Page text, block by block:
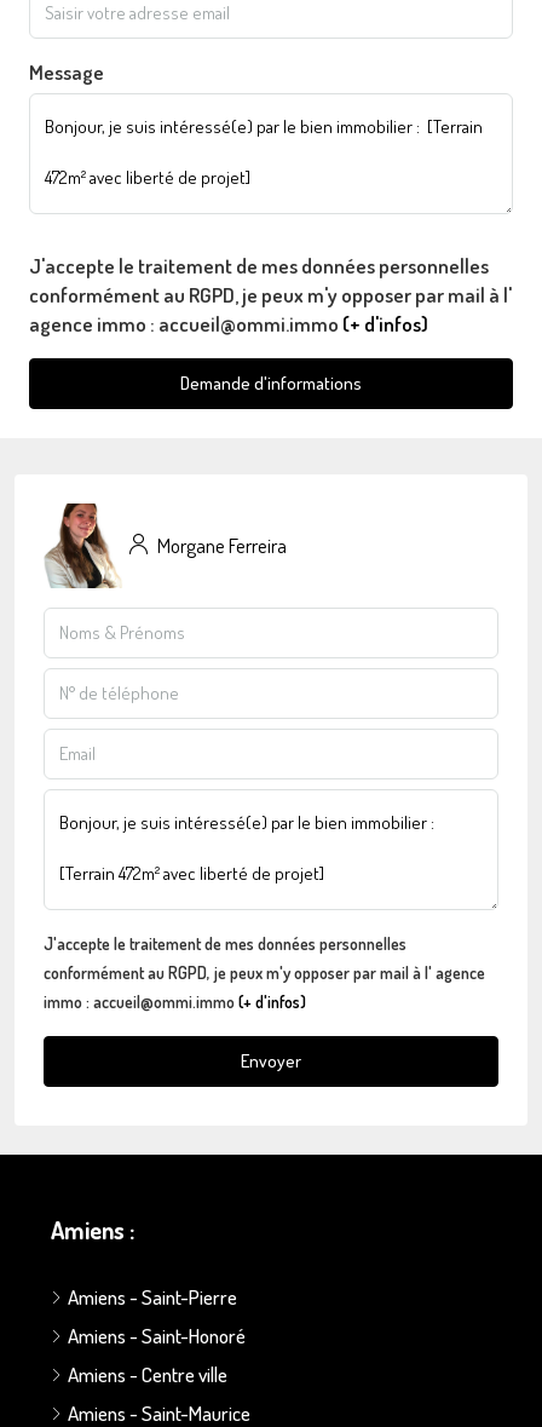
Message
J'accepte le traitement de mes données personnelles
conformément au RGPD, je peux m'y opposer par mail à l'
agence immo : accueil@ommi.immo (+ d'infos)
Demande d'informations
Morgane Ferreira
J'accepte le traitement de mes données personnelles
conformément au RGPD, je peux m'y opposer par mail à l' agence
immo : accueil@ommi.immo(+ d'infos)
Envoyer
Amiens :
Amiens - Saint-Pierre
Amiens - Saint-Honoré
Amiens - Centre ville
Amiens - Saint-Maurice